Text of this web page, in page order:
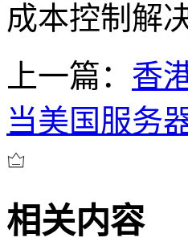
成本控制解
上一篇： 香
当美国服务
相关内容